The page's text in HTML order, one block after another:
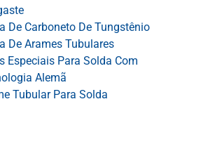
De Carboneto De Tungstênio
De Arames Tubulares
Especiais Para Solda Com
Alemã
Tubular Para Solda